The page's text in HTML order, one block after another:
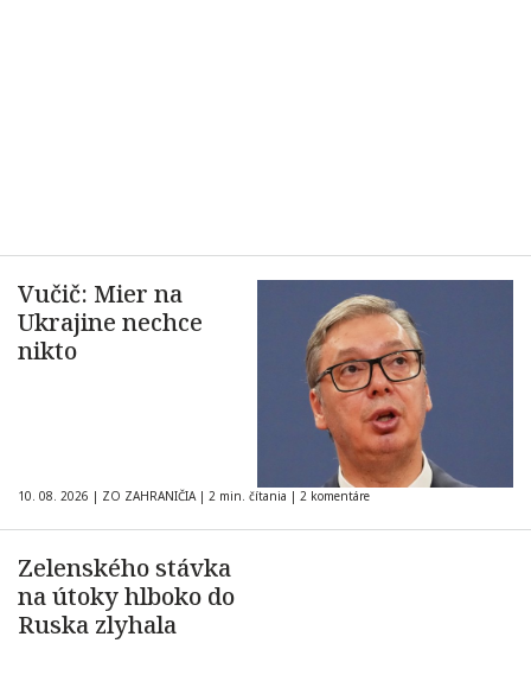
Vučič: Mier na
Ukrajine nechce
nikto
10. 08. 2026 | ZO ZAHRANIČIA | 2 min. čítania | 2 komentáre
Zelenského stávka
na útoky hlboko do
Ruska zlyhala